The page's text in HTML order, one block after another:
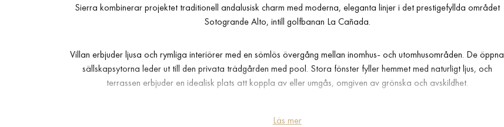
Sierra kombinerar projektet traditionell andalusisk charm med moderna, eleganta linjer i det prestigefyllda området
Sotogrande Alto, intill golfbanan La Cañada.
Villan erbjuder ljusa och rymliga interiörer med en sömlös övergång mellan inomhus- och utomhusområden. De öppna
sällskapsytorna leder ut till den privata trädgården med pool. Stora fönster fyller hemmet med naturligt ljus, och
terrassen erbjuder en idealisk plats att koppla av eller umgås, omgiven av grönska och avskildhet.
Byggd med exceptionell kvalitet och noggrann uppmärksamhet på detaljer, har fastigheten golvvärme, ett
Läs mer